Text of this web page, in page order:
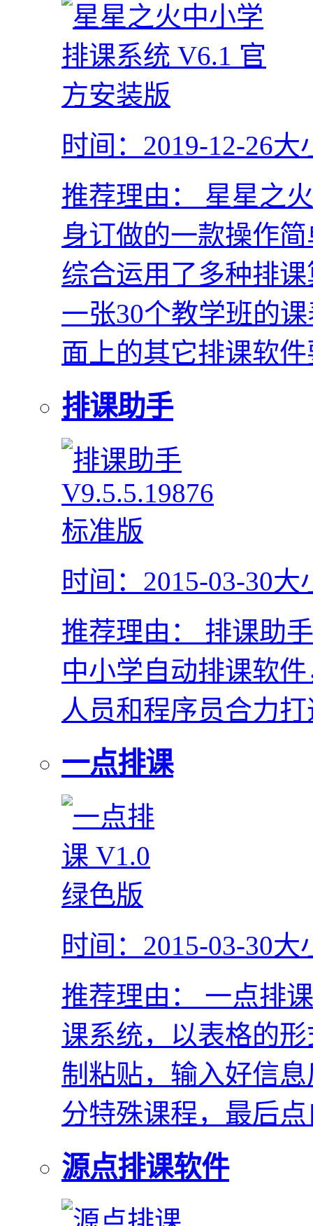
时间：2019-12-26大
推荐理由：
星星之
身订做的一款操作
综合运用了多种排
一张30个教学班的
面上的其它排课软
排课助手
时间：2015-03-30大
推荐理由：
排课助
中小学自动排课软
人员和程序员合力
一点排课
时间：2015-03-30大
推荐理由：
一点排
课系统，以表格的
制粘贴，输入好信
分特殊课程，最后
源点排课软件